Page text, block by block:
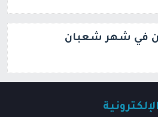
في شهر شعبان